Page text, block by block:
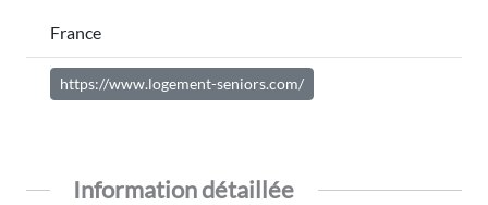
France
https://www.logement-seniors.com/
Information détaillée